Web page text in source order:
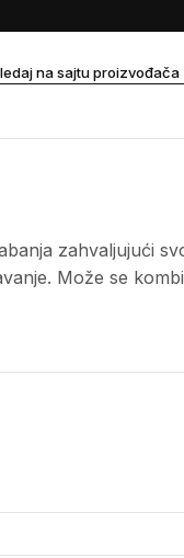
na sajtu proizvođača
zahvaljujući
Može se